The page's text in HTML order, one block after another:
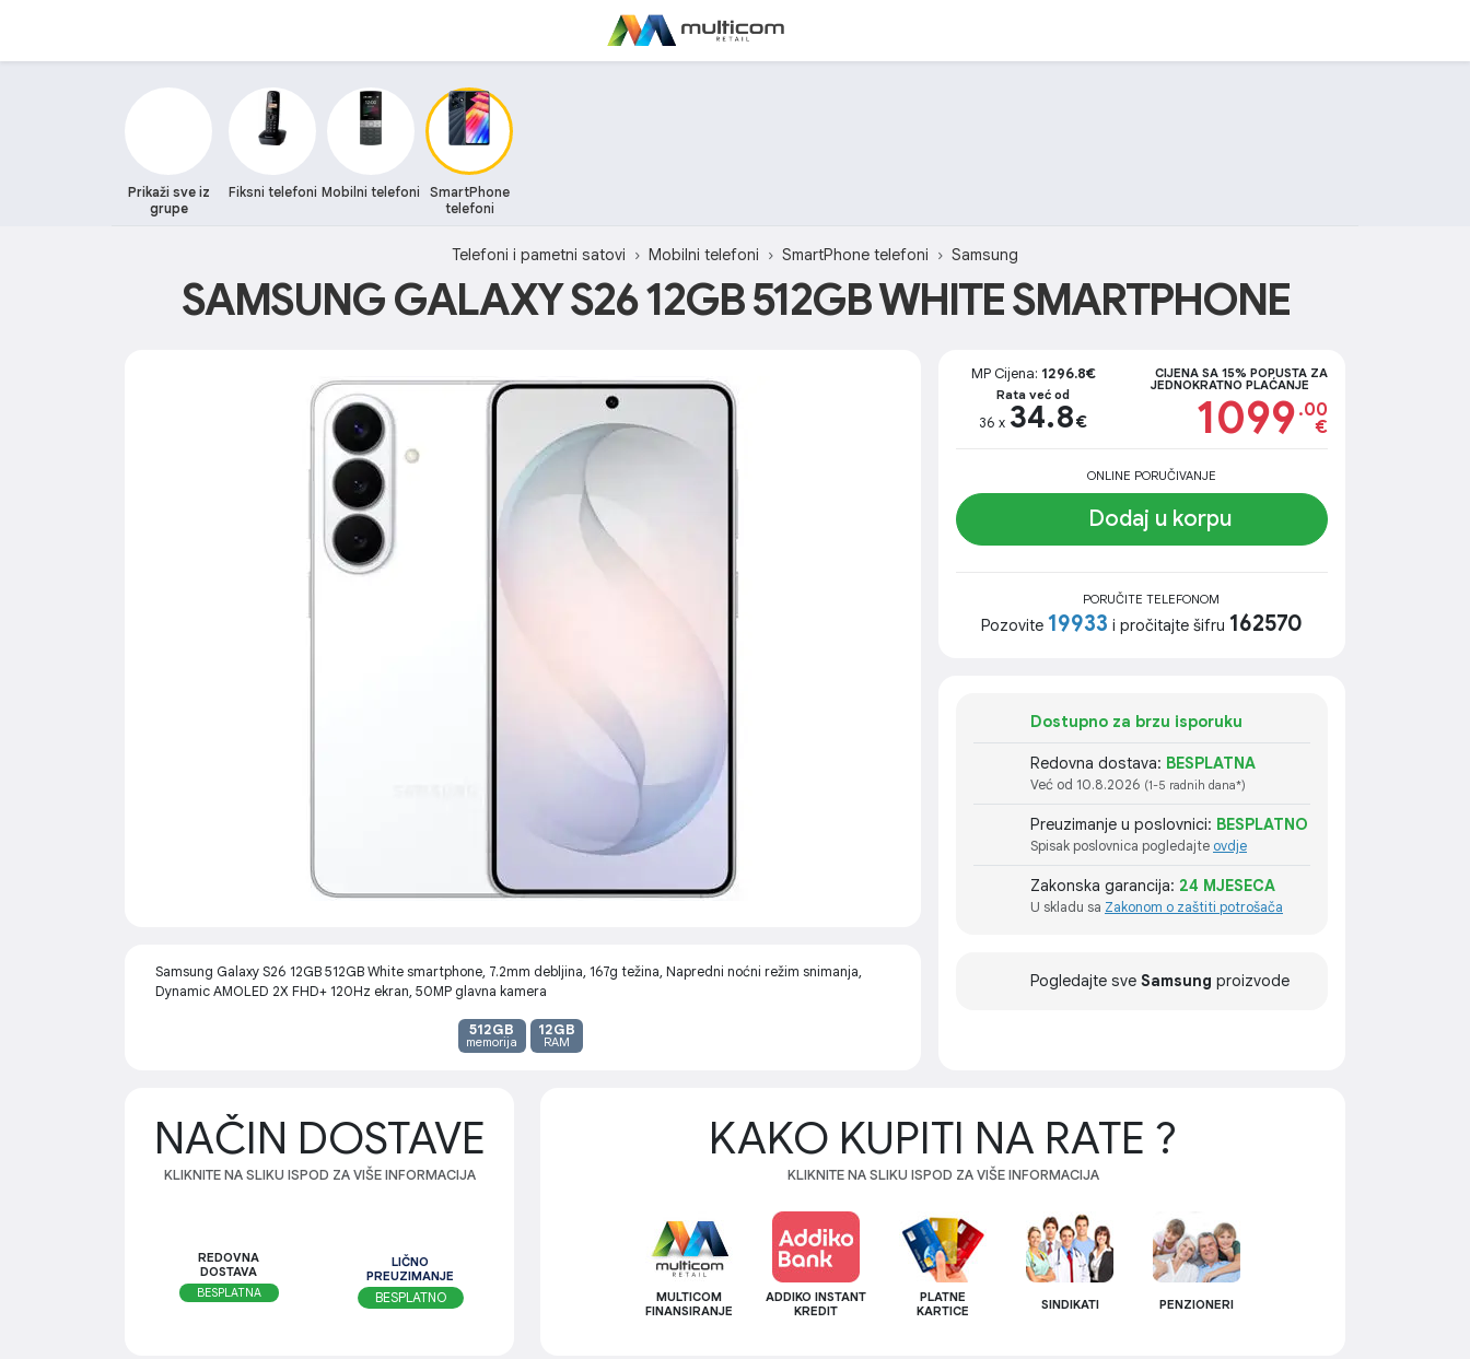
Prikaži sve iz
grupe
Fiksni telefoni Mobilni telefoni
SmartPhone
telefoni
Telefoni i pametni satovi Mobilni telefoni SmartPhone telefoni Samsung
SAMSUNG GALAXY S26 12GB 512GB WHITE SMARTPHONE
Samsung Galaxy S26 12GB 512GB White smartphone, 7.2mm debljina, 167g težina, Napredni noćni režim snimanja,
Dynamic AMOLED 2X FHD+ 120Hz ekran, 50MP glavna kamera
512GB
memorija
12GB
RAM
MP Cijena: 1296.8€
Rata već od
36 x 34.8€
CIJENA SA 15% POPUSTA ZA
JEDNOKRATNO PLAĆANJE
1099 .00
€
ONLINE PORUČIVANJE
Dodaj u korpu
PORUČITE TELEFONOM
Pozovite 19933 i pročitajte šifru 162570
Dostupno za brzu isporuku
Redovna dostava: BESPLATNA
Već od 10.8.2026 (1-5 radnih dana*)
Preuzimanje u poslovnici: BESPLATNO
Spisak poslovnica pogledajte ovdje
Zakonska garancija: 24 MJESECA
U skladu sa Zakonom o zaštiti potrošača
Pogledajte sve Samsung proizvode
NAČIN DOSTAVE
KLIKNITE NA SLIKU ISPOD ZA VIŠE INFORMACIJA
REDOVNA
DOSTAVA
BESPLATNA
LIČNO
PREUZIMANJE
BESPLATNO
KAKO KUPITI NA RATE ?
KLIKNITE NA SLIKU ISPOD ZA VIŠE INFORMACIJA
MULTICOM
FINANSIRANJE
ADDIKO INSTANT
KREDIT
PLATNE
KARTICE
SINDIKATI PENZIONERI